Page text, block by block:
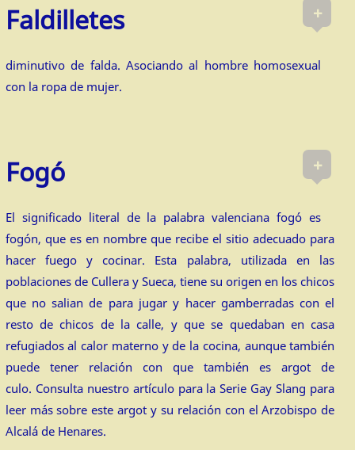
+
Faldilletes
diminutivo de falda. Asociando al hombre homosexual
con la ropa de mujer.
+
Fogó
El significado literal de la palabra valenciana fogó es
fogón, que es en nombre que recibe el sitio adecuado para
hacer fuego y cocinar. Esta palabra, utilizada en las
poblaciones de Cullera y Sueca, tiene su origen en los chicos
que no salian de para jugar y hacer gamberradas con el
resto de chicos de la calle, y que se quedaban en casa
refugiados al calor materno y de la cocina, aunque también
puede tener relación con que también es argot de
culo. Consulta nuestro artículo para la Serie Gay Slang para
leer más sobre este argot y su relación con el Arzobispo de
Alcalá de Henares.